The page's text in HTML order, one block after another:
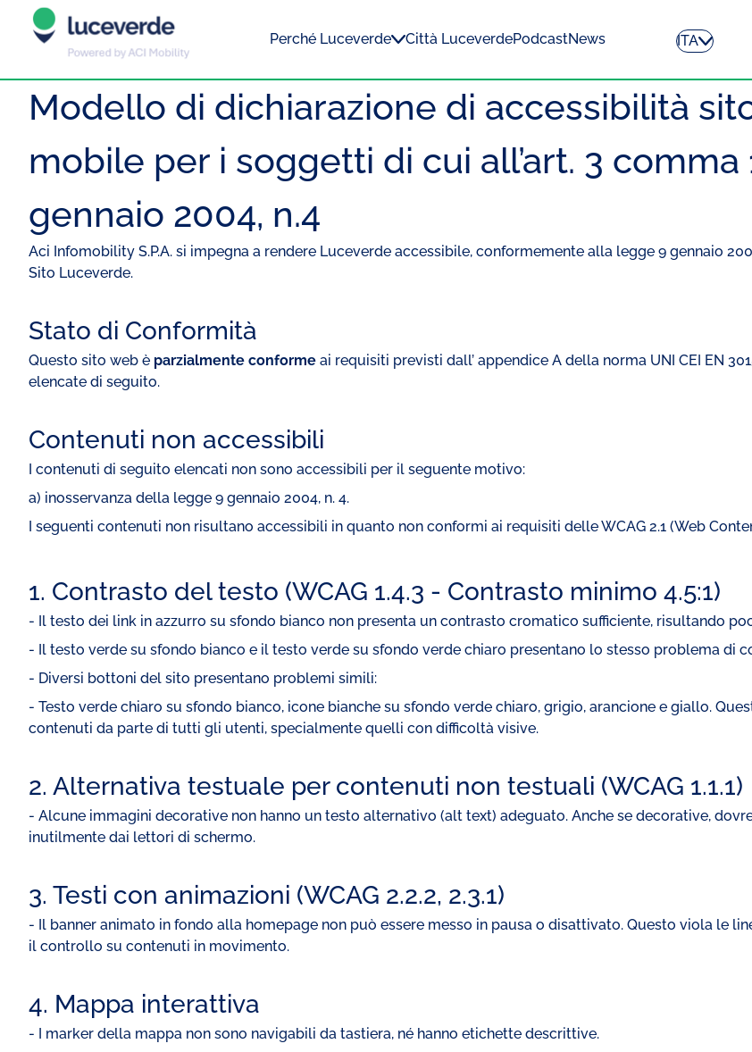
Perché Luceverde Città LuceverdePodcastNews ITA
Modello di dichiarazione di accessibilità
mobile per i soggetti di cui all’art. 3
gennaio 2004, n.4
Aci Infomobility S.P.A. si impegna a rendere Luceverde accessibile, conformemente alla legge 9 gennaio
Sito Luceverde.
Stato di Conformità
Questo sito web è parzialmente conforme ai requisiti previsti dall’ appendice A della norma UNI CEI EN
elencate di seguito.
Contenuti non accessibili
I contenuti di seguito elencati non sono accessibili per il seguente motivo:
a) inosservanza della legge 9 gennaio 2004, n. 4.
I seguenti contenuti non risultano accessibili in quanto non conformi ai requisiti delle WCAG 2.1 (Web
1. Contrasto del testo (WCAG 1.4.3 - Contrasto minimo 4.5:1)
- Il testo dei link in azzurro su sfondo bianco non presenta un contrasto cromatico sufficiente, risultando
- Il testo verde su sfondo bianco e il testo verde su sfondo verde chiaro presentano lo stesso problema di
- Diversi bottoni del sito presentano problemi simili:
- Testo verde chiaro su sfondo bianco, icone bianche su sfondo verde chiaro, grigio, arancione e giallo.
contenuti da parte di tutti gli utenti, specialmente quelli con difficoltà visive.
2. Alternativa testuale per contenuti non testuali (WCAG 1.1.1)
- Alcune immagini decorative non hanno un testo alternativo (alt text) adeguato. Anche se decorative,
inutilmente dai lettori di schermo.
3. Testi con animazioni (WCAG 2.2.2, 2.3.1)
- Il banner animato in fondo alla homepage non può essere messo in pausa o disattivato. Questo viola le
il controllo su contenuti in movimento.
4. Mappa interattiva
- I marker della mappa non sono navigabili da tastiera, né hanno etichette descrittive.